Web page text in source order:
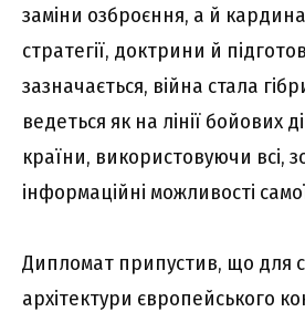
заміни озброєння, а й
стратегії, доктрини й
зазначається, війна стала
ведеться як на лінії бойових
країни, використовуючи всі,
інформаційні можливості
Дипломат припустив, що для
архітектури європейського